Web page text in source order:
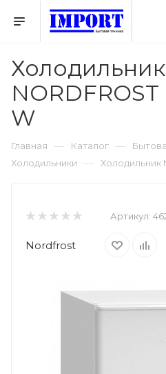
Холодильник
W
Главная — Каталог —
Холодильники — Холодильник
Артикул:
Nordfrost